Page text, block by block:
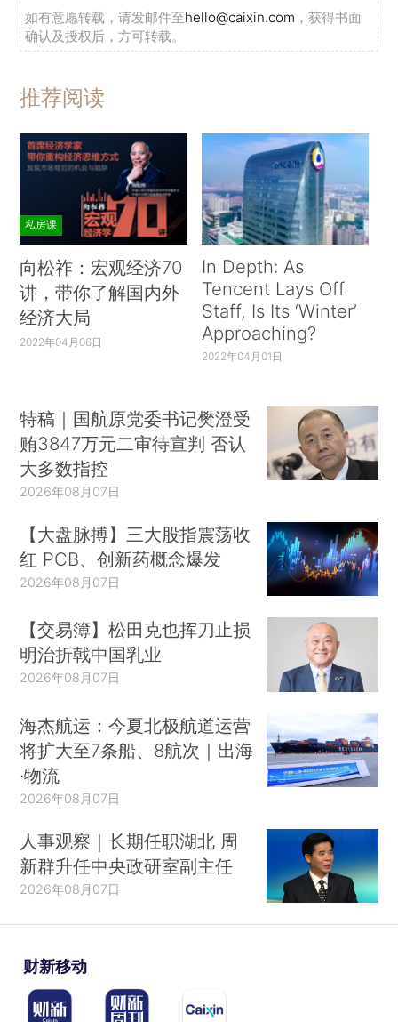
如有意愿转载，请发邮件至hello@caixin.com ，获得书面
确认及授权后，方可转载。
推荐阅读
私房课
向松祚：宏观经济70
讲，带你了解国内外
经济大局
2022年04月06日
In Depth: As
Tencent Lays Off
Staff, Is Its ‘Winter’
Approaching?
2022年04月01日
特稿｜国航原党委书记樊澄受
贿3847万元二审待宣判 否认
大多数指控
2026年08月07日
【大盘脉搏】三大股指震荡收
红 PCB、创新药概念爆发
2026年08月07日
【交易簿】松田克也挥刀止损
明治折戟中国乳业
2026年08月07日
海杰航运：今夏北极航道运营
将扩大至7条船、8航次｜出海
·物流
2026年08月07日
人事观察｜长期任职湖北 周
新群升任中央政研室副主任
2026年08月07日
财新移动